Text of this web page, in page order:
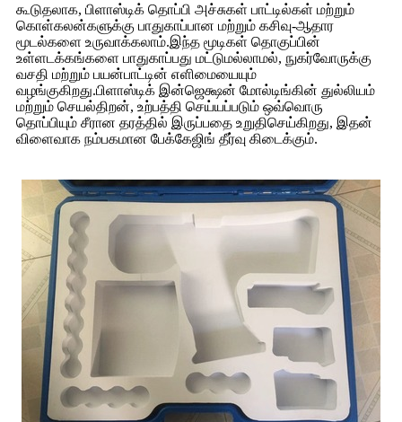
கூடுதலாக, பிளாஸ்டிக் தொப்பி அச்சுகள் பாட்டில்கள் மற்றும்
கொள்கலன்களுக்கு பாதுகாப்பான மற்றும் கசிவு-ஆதார
மூடல்களை உருவாக்கலாம்.இந்த மூடிகள் தொகுப்பின்
உள்ளடக்கங்களை பாதுகாப்பது மட்டுமல்லாமல், நுகர்வோருக்கு
வசதி மற்றும் பயன்பாட்டின் எளிமையையும்
வழங்குகிறது.பிளாஸ்டிக் இன்ஜெக்ஷன் மோல்டிங்கின் துல்லியம்
மற்றும் செயல்திறன், உற்பத்தி செய்யப்படும் ஒவ்வொரு
தொப்பியும் சீரான தரத்தில் இருப்பதை உறுதிசெய்கிறது, இதன்
விளைவாக நம்பகமான பேக்கேஜிங் தீர்வு கிடைக்கும்.